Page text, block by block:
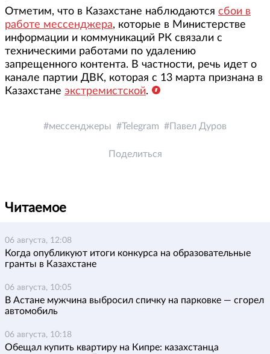
Отметим, что в Казахстане наблюдаются сбои в
работе мессенджера, которые в Министерстве
информации и коммуникаций РК связали с
техническими работами по удалению
запрещенного контента. В частности, речь идет о
канале партии ДВК, которая с 13 марта признана в
Казахстане экстремистской.
мессенджеры Telegram Павел Дуров
Поделиться
Читаемое
06 августа, 12:08
Когда опубликуют итоги конкурса на образовательные
гранты в Казахстане
06 августа, 10:05
В Астане мужчина выбросил спичку на парковке — сгорел
автомобиль
06 августа, 10:18
Обещал купить квартиру на Кипре: казахстанца